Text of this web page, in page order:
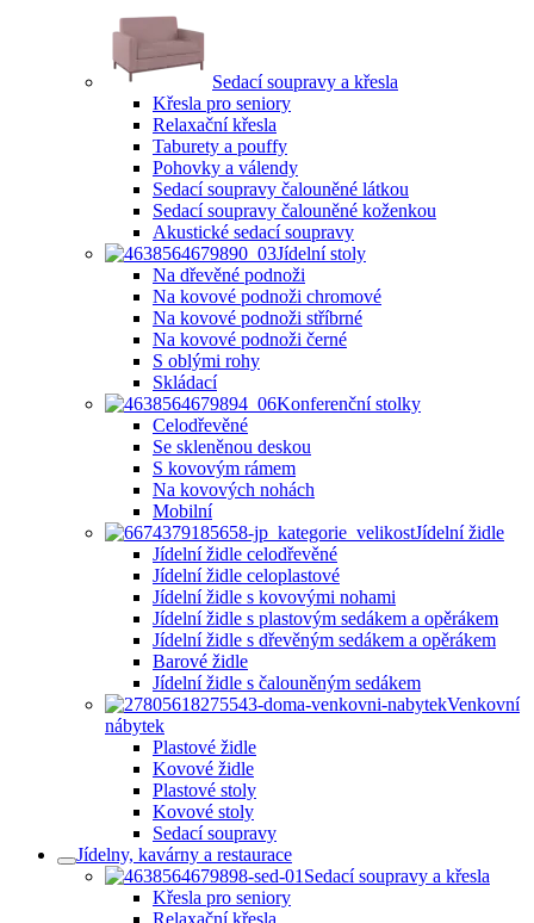
Sedací soupravy a křesla
Křesla pro seniory
Relaxační křesla
Taburety a pouffy
Pohovky a válendy
Sedací soupravy čalouněné látkou
Sedací soupravy čalouněné koženkou
Akustické sedací soupravy
Jídelní stoly
Na dřevěné podnoži
Na kovové podnoži chromové
Na kovové podnoži stříbrné
Na kovové podnoži černé
S oblými rohy
Skládací
Konferenční stolky
Celodřevěné
Se skleněnou deskou
S kovovým rámem
Na kovových nohách
Mobilní
Jídelní židle
Jídelní židle celodřevěné
Jídelní židle celoplastové
Jídelní židle s kovovými nohami
Jídelní židle s plastovým sedákem a opěrákem
Jídelní židle s dřevěným sedákem a opěrákem
Barové židle
Jídelní židle s čalouněným sedákem
Venkovní
nábytek
Plastové židle
Kovové židle
Plastové stoly
Kovové stoly
Sedací soupravy
Jídelny, kavárny a restaurace
Sedací soupravy a křesla
Křesla pro seniory
Relaxační křesla